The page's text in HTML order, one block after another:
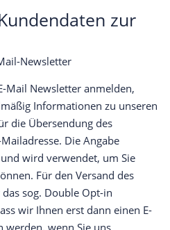
zur
Newsletter
Mail Newsletter anmelden,
Informationen zu unseren
die Übersendung des
Die Angabe
wird verwendet, um Sie
Für den Versand des
sog. Double Opt-in
wir Ihnen erst dann einen E-